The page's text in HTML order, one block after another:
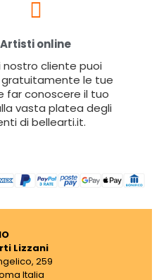
Artisti online
nostro cliente puoi
le tue
far conoscere il tuo
vasta platea degli
di bellearti.it.
Lizzani
259
Italia